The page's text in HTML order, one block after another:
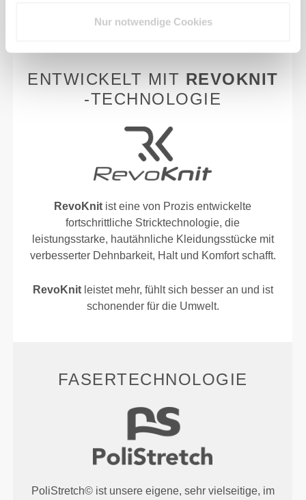
Nur notwendige Cookies
ENTWICKELT MIT REVOKNIT
-TECHNOLOGIE
RevoKnit ist eine von Prozis entwickelte
fortschrittliche Stricktechnologie, die
leistungsstarke, hautähnliche Kleidungsstücke mit
verbesserter Dehnbarkeit, Halt und Komfort schafft.
RevoKnitleistet mehr, fühlt sich besser an und ist
schonender für die Umwelt.
FASERTECHNOLOGIE
PoliStretch© ist unsere eigene, sehr vielseitige, im